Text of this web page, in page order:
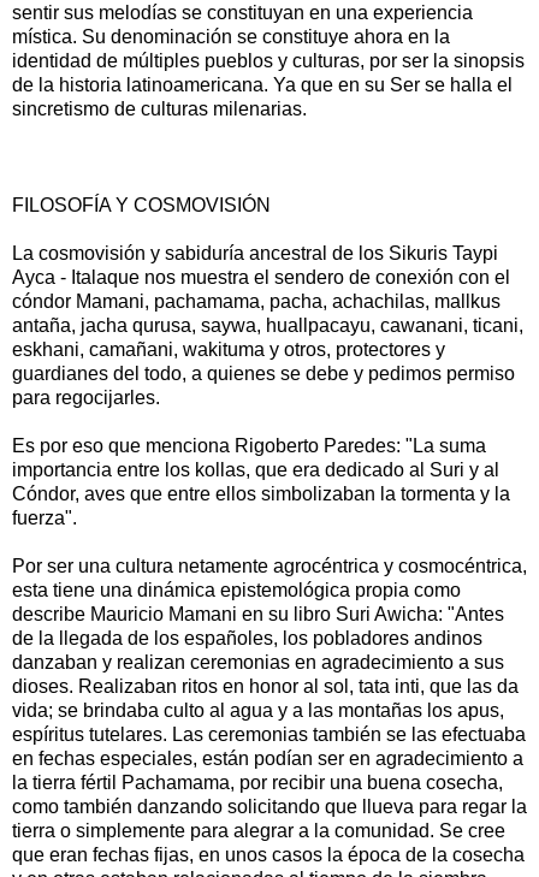
sentir sus melodías se constituyan en una experiencia
mística. Su denominación se constituye ahora en la
identidad de múltiples pueblos y culturas, por ser la sinopsis
de la historia latinoamericana. Ya que en su Ser se halla el
sincretismo de culturas milenarias.
FILOSOFÍA Y COSMOVISIÓN
La cosmovisión y sabiduría ancestral de los Sikuris Taypi
Ayca - Italaque nos muestra el sendero de conexión con el
cóndor Mamani, pachamama, pacha, achachilas, mallkus
antaña, jacha qurusa, saywa, huallpacayu, cawanani, ticani,
eskhani, camañani, wakituma y otros, protectores y
guardianes del todo, a quienes se debe y pedimos permiso
para regocijarles.
Es por eso que menciona Rigoberto Paredes: "La suma
importancia entre los kollas, que era dedicado al Suri y al
Cóndor, aves que entre ellos simbolizaban la tormenta y la
fuerza".
Por ser una cultura netamente agrocéntrica y cosmocéntrica,
esta tiene una dinámica epistemológica propia como
describe Mauricio Mamani en su libro Suri Awicha: "Antes
de la llegada de los españoles, los pobladores andinos
danzaban y realizan ceremonias en agradecimiento a sus
dioses. Realizaban ritos en honor al sol, tata inti, que las da
vida; se brindaba culto al agua y a las montañas los apus,
espíritus tutelares. Las ceremonias también se las efectuaba
en fechas especiales, están podían ser en agradecimiento a
la tierra fértil Pachamama, por recibir una buena cosecha,
como también danzando solicitando que llueva para regar la
tierra o simplemente para alegrar a la comunidad. Se cree
que eran fechas fijas, en unos casos la época de la cosecha